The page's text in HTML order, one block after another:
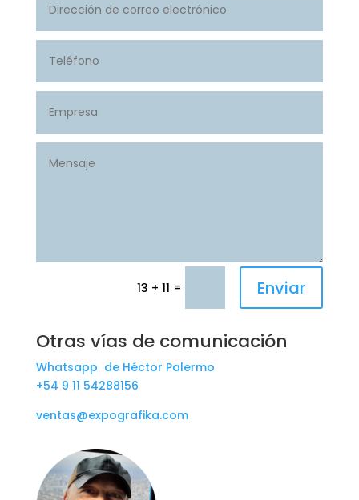
13 + 11 = Enviar
Otras vías de comunicación
Whatsapp de Héctor Palermo
+54 9 11 54288156
ventas@expografika.com